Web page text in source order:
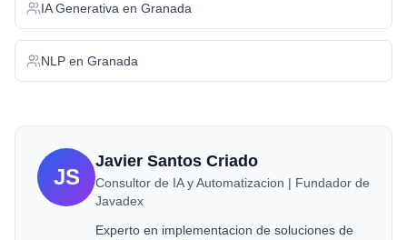
IA Generativa en Granada
NLP en Granada
JS
Javier Santos Criado
Consultor de IA y Automatizacion | Fundador de
Javadex
Experto en implementacion de soluciones de